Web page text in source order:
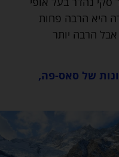
היא הרבה פחות
הרבה יותר
של סאס-פה,